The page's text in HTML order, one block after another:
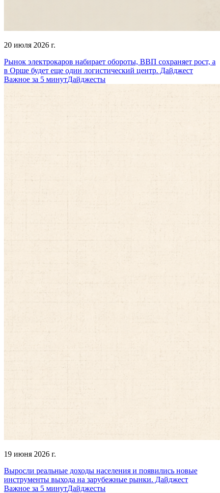
20 июля 2026 г.
Рынок электрокаров набирает обороты, ВВП сохраняет рост, а
в Орше будет еще один логистический центр. Дайджест
Важное за 5 минутДайджесты
19 июня 2026 г.
Выросли реальные доходы населения и появились новые
инструменты выхода на зарубежные рынки. Дайджест
Важное за 5 минутДайджесты